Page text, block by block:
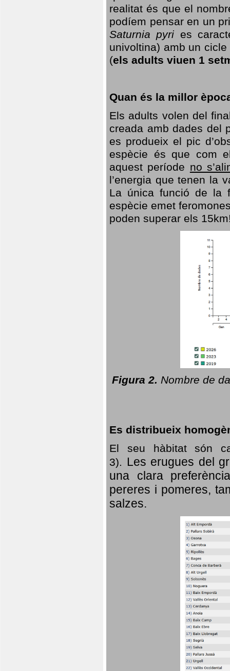
realitat és que el
podíem pensar en un
Saturnia pyri es
univoltina) amb un
(els adults viuen 1
Quan és la millor
Els adults volen del
creada amb dades del
es produeix el pic
espècie és que com
aquest període no
l’energia que tenen la
La única funció de la
espècie emet
poden superar els
Figura 2. Nombre de
Es distribueix
El seu hàbitat són
3). Les erugues del
una clara
pereres i pomeres,
salzes.